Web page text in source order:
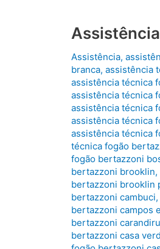
Assistência,
branca, assistência
assistência técnica
assistência técnica
assistência técnica
assistência técnica
assistência técnica
técnica fogão
fogão bertazzoni
bertazzoni brooklin,
bertazzoni brooklin
bertazzoni cambuci,
bertazzoni campos
bertazzoni carandiru
bertazzoni casa